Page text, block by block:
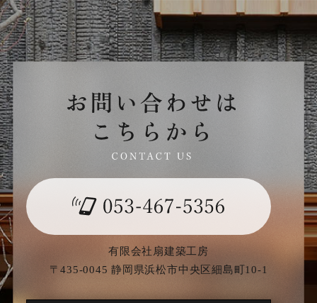
有限会社扇建築工房
〒435-0045 静岡県浜松市中央区細島町10-1